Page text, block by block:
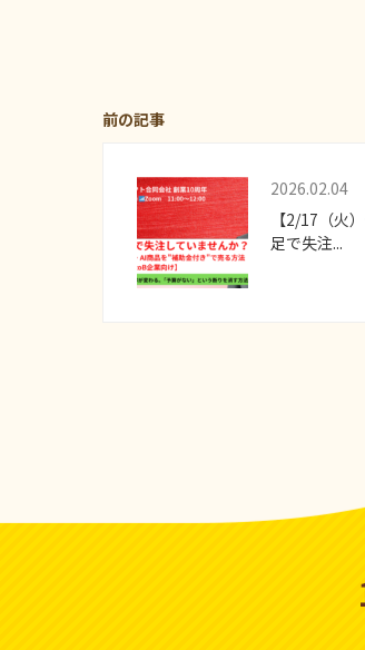
前の記事
2026.02.04
【2/17（火
足で失注...